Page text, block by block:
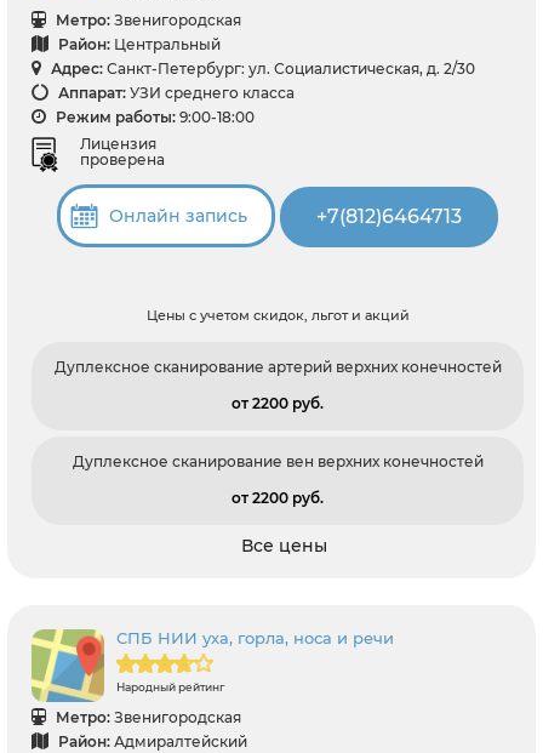
Метро: Звенигородская
Район: Центральный
Адрес: Санкт-Петербург: ул. Социалистическая, д. 2/30
Аппарат: УЗИ среднего класса
Режим работы: 9:00-18:00
Лицензия
проверена
Онлайн запись +7(812)6464713
Цены с учетом скидок, льгот и акций
Дуплексное сканирование артерий верхних конечностей
от 2200 pуб.
Дуплексное сканирование вен верхних конечностей
от 2200 pуб.
Все цены
СПБ НИИ уха, горла, носа и речи
Народный рейтинг
Метро: Звенигородская
Район: Адмиралтейский